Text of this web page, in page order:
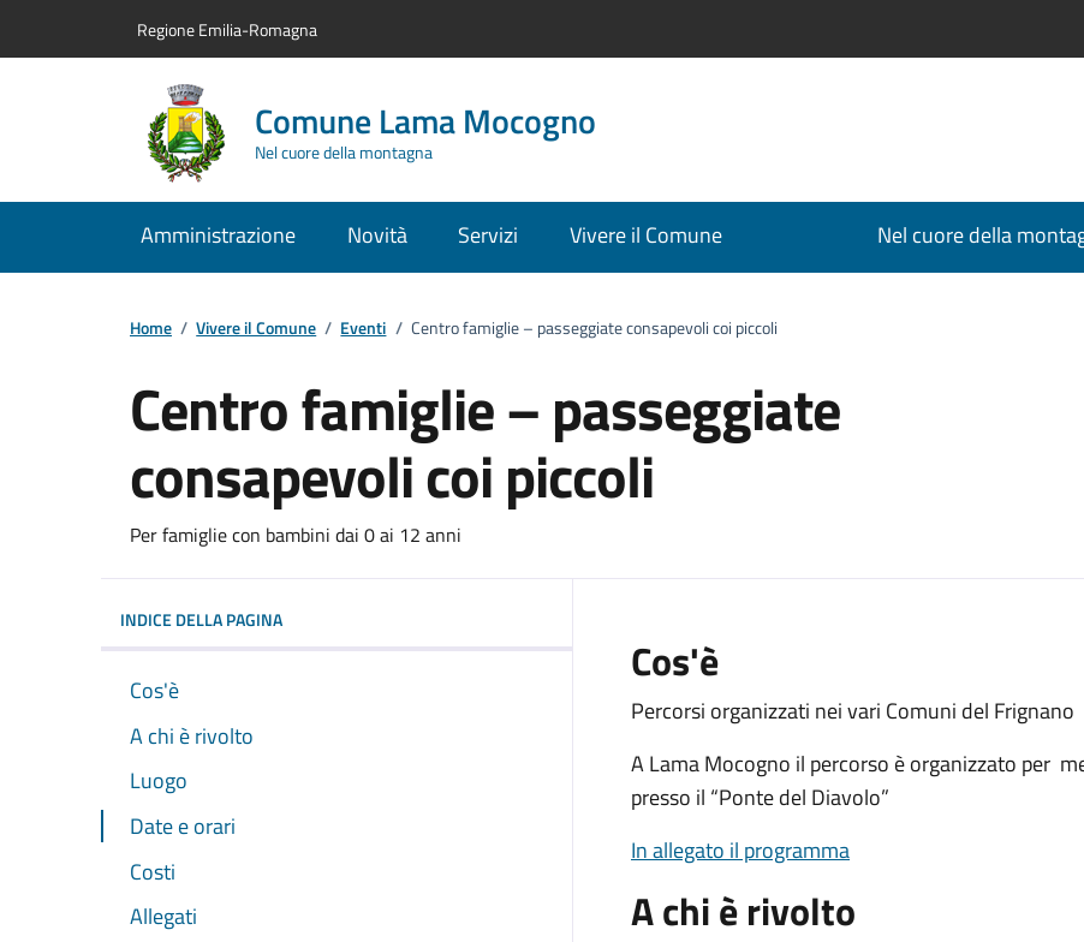
Regione Emilia-Romagna
Comune Lama Mocogno
Nel cuore della montagna
Amministrazione Novità Servizi Vivere il Comune Nel cuore della
Home / Vivere il Comune / Eventi / Centro famiglie – passeggiate consapevoli coi piccoli
Centro famiglie – passeggiate
consapevoli coi piccoli
Dettagli dell'evento:
Per famiglie con bambini dai 0 ai 12 anni
INDICE DELLA PAGINA
Cos'è
A chi è rivolto
Luogo
Date e orari
Costi
Allegati
Cos'è
Percorsi organizzati nei vari Comuni del Frignano
A Lama Mocogno il percorso è organizzato per
presso il “Ponte del Diavolo”
In allegato il programma
A chi è rivolto